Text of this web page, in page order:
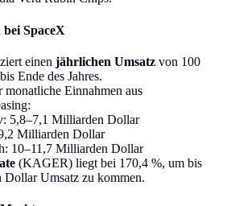
SpaceX
einen jährlichen Umsatz von 100
Ende des Jahres.
monatliche Einnahmen aus
5,8–7,1 Milliarden Dollar
Milliarden Dollar
10–11,7 Milliarden Dollar
(KAGER) liegt bei 170,4 %, um bis
Umsatz zu kommen.